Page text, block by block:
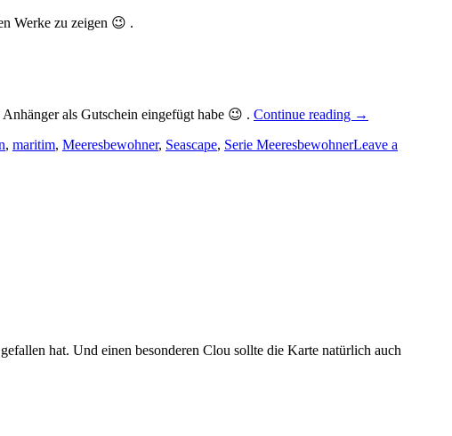
Werke zu zeigen 😉 .
als Gutschein eingefügt habe 😉 . Continue reading
„Serie
Eine
→
, maritim, Meeresbewohner, Seascape, Serie MeeresbewohnerLeave a
hat. Und einen besonderen Clou sollte die Karte natürlich auch